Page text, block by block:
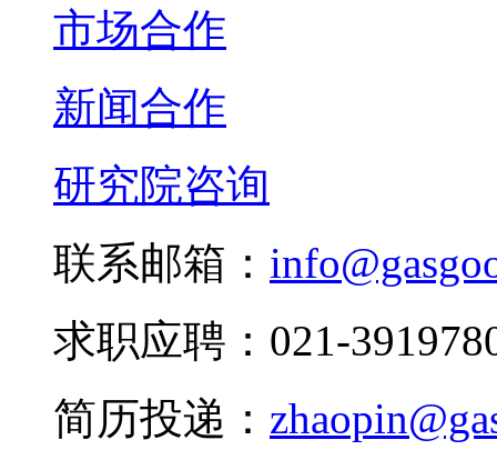
市场合作
新闻合作
研究院咨询
联系邮箱：
求职应聘：021-
简历投递：